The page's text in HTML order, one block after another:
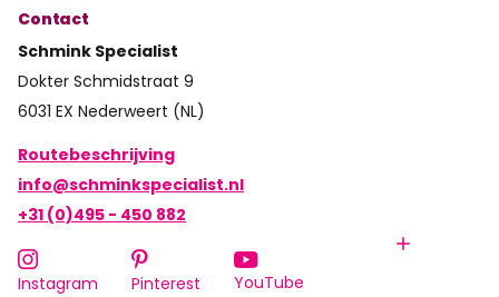
Contact
Schmink Specialist
Dokter Schmidstraat 9
6031 EX Nederweert (NL)
Routebeschrijving
info@schminkspecialist.nl
+31 (0)495 - 450 882
Instagram Pinterest YouTube